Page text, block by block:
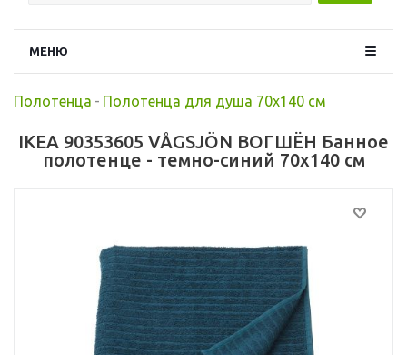
МЕНЮ
Полотенца - Полотенца для душа 70х140 см
IKEA 90353605 VÅGSJÖN ВОГШЁН Банное
полотенце - темно-синий 70x140 см